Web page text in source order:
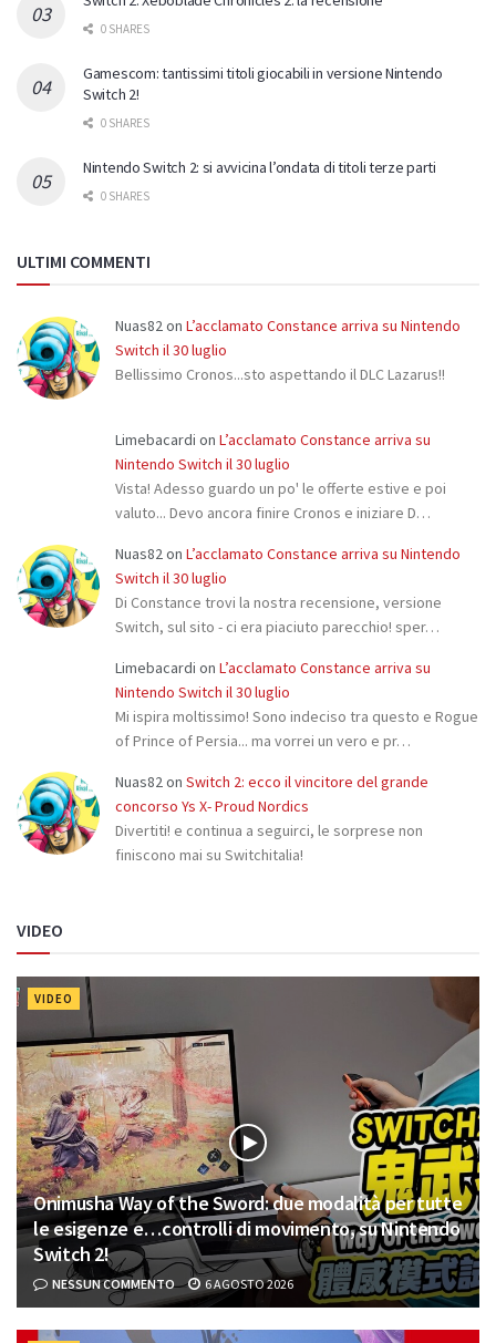
0 SHARES
Gamescom: tantissimi titoli giocabili in versione Nintendo
Switch 2!
0 SHARES
Nintendo Switch 2: si avvicina l’ondata di titoli terze parti
0 SHARES
ULTIMI COMMENTI
Nuas82on L’acclamato Constance arriva su Nintendo
Switch il 30 luglio
Bellissimo Cronos...sto aspettando il DLC Lazarus!!
Limebacardi on L’acclamato Constance arriva su
Nintendo Switch il 30 luglio
Vista! Adesso guardo un po' le offerte estive e poi
valuto... Devo ancora finire Cronos e iniziare D…
Nuas82on L’acclamato Constance arriva su Nintendo
Switch il 30 luglio
Di Constance trovi la nostra recensione, versione
Switch, sul sito - ci era piaciuto parecchio! sper…
Limebacardi on L’acclamato Constance arriva su
Nintendo Switch il 30 luglio
Mi ispira moltissimo! Sono indeciso tra questo e Rogue
of Prince of Persia... ma vorrei un vero e pr…
Nuas82 on Switch 2: ecco il vincitore del grande
concorso Ys X- Proud Nordics
Divertiti! e continua a seguirci, le sorprese non
finiscono mai su Switchitalia!
VIDEO
VIDEO
Onimusha Way of the Sword: due modalità per tutte
le esigenze e…controlli di movimento, su Nintendo
Switch 2!
NESSUN COMMENTO 6 AGOSTO 2026